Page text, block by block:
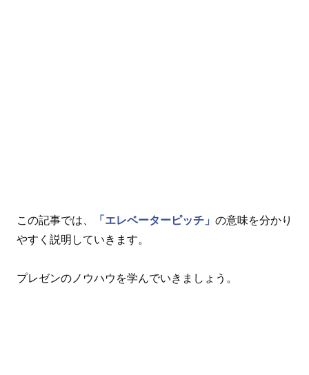
この記事では、 「エレベーターピッチ」 の意味を分かり
やすく説明していきます。
プレゼンのノウハウを学んでいきましょう。